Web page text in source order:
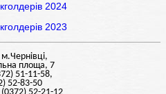
2024
2023
м.Чернiвцi,
площа, 7
51-11-58,
52-83-50